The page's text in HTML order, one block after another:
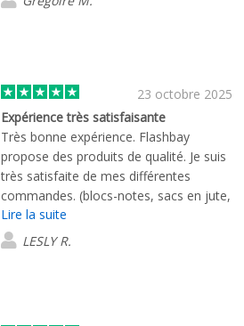
23 octobre 2025
Expérience très satisfaisante
Très bonne expérience. Flashbay
propose des produits de qualité. Je suis
très satisfaite de mes différentes
commandes. (blocs-notes, sacs en jute,
stylos ...) Mon interlocuteur Louis, a
montré une grande patience et a été à
l'écoute de mes multiples demandes.
Lire la suite
LESLY R.